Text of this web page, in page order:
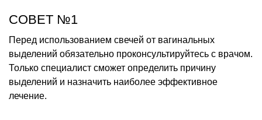
СОВЕТ №1
Перед использованием свечей от вагинальных
выделений обязательно проконсультируйтесь с врачом.
Только специалист сможет определить причину
выделений и назначить наиболее эффективное
лечение.